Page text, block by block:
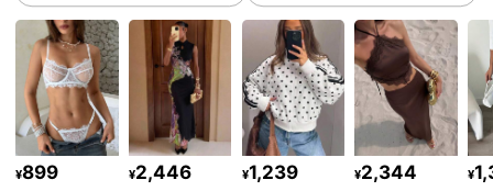
4.87 2.6M フォロワー
4.87 2.6M フォロワー
2.6M フォロワー
¥899 ¥2,446 ¥1,239 ¥2,344 ¥